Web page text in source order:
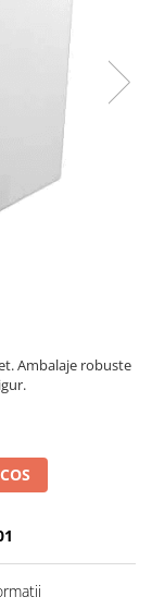
Ambalaje robuste